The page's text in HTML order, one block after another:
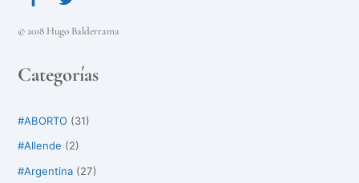
© 2018 Hugo Balderrama
Categorías
#ABORTO (31)
#Allende (2)
#Argentina (27)